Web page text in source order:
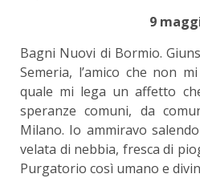
9
Bagni Nuovi di Bormio.
Semeria, l’amico che non
quale mi lega un affetto
speranze comuni, da
Milano. Io ammiravo
velata di nebbia, fresca di
Purgatorio così umano e